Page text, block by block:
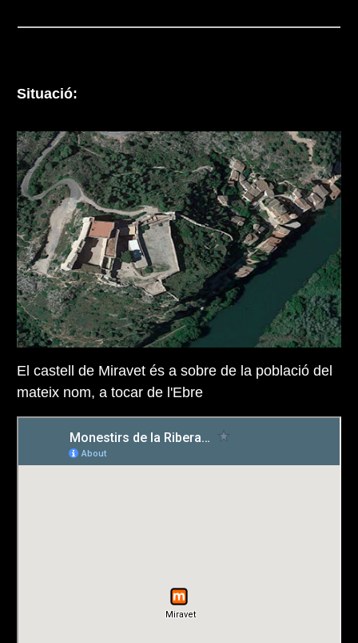
Situació:
El castell de Miravet és a sobre de la població del
mateix nom, a tocar de l'Ebre